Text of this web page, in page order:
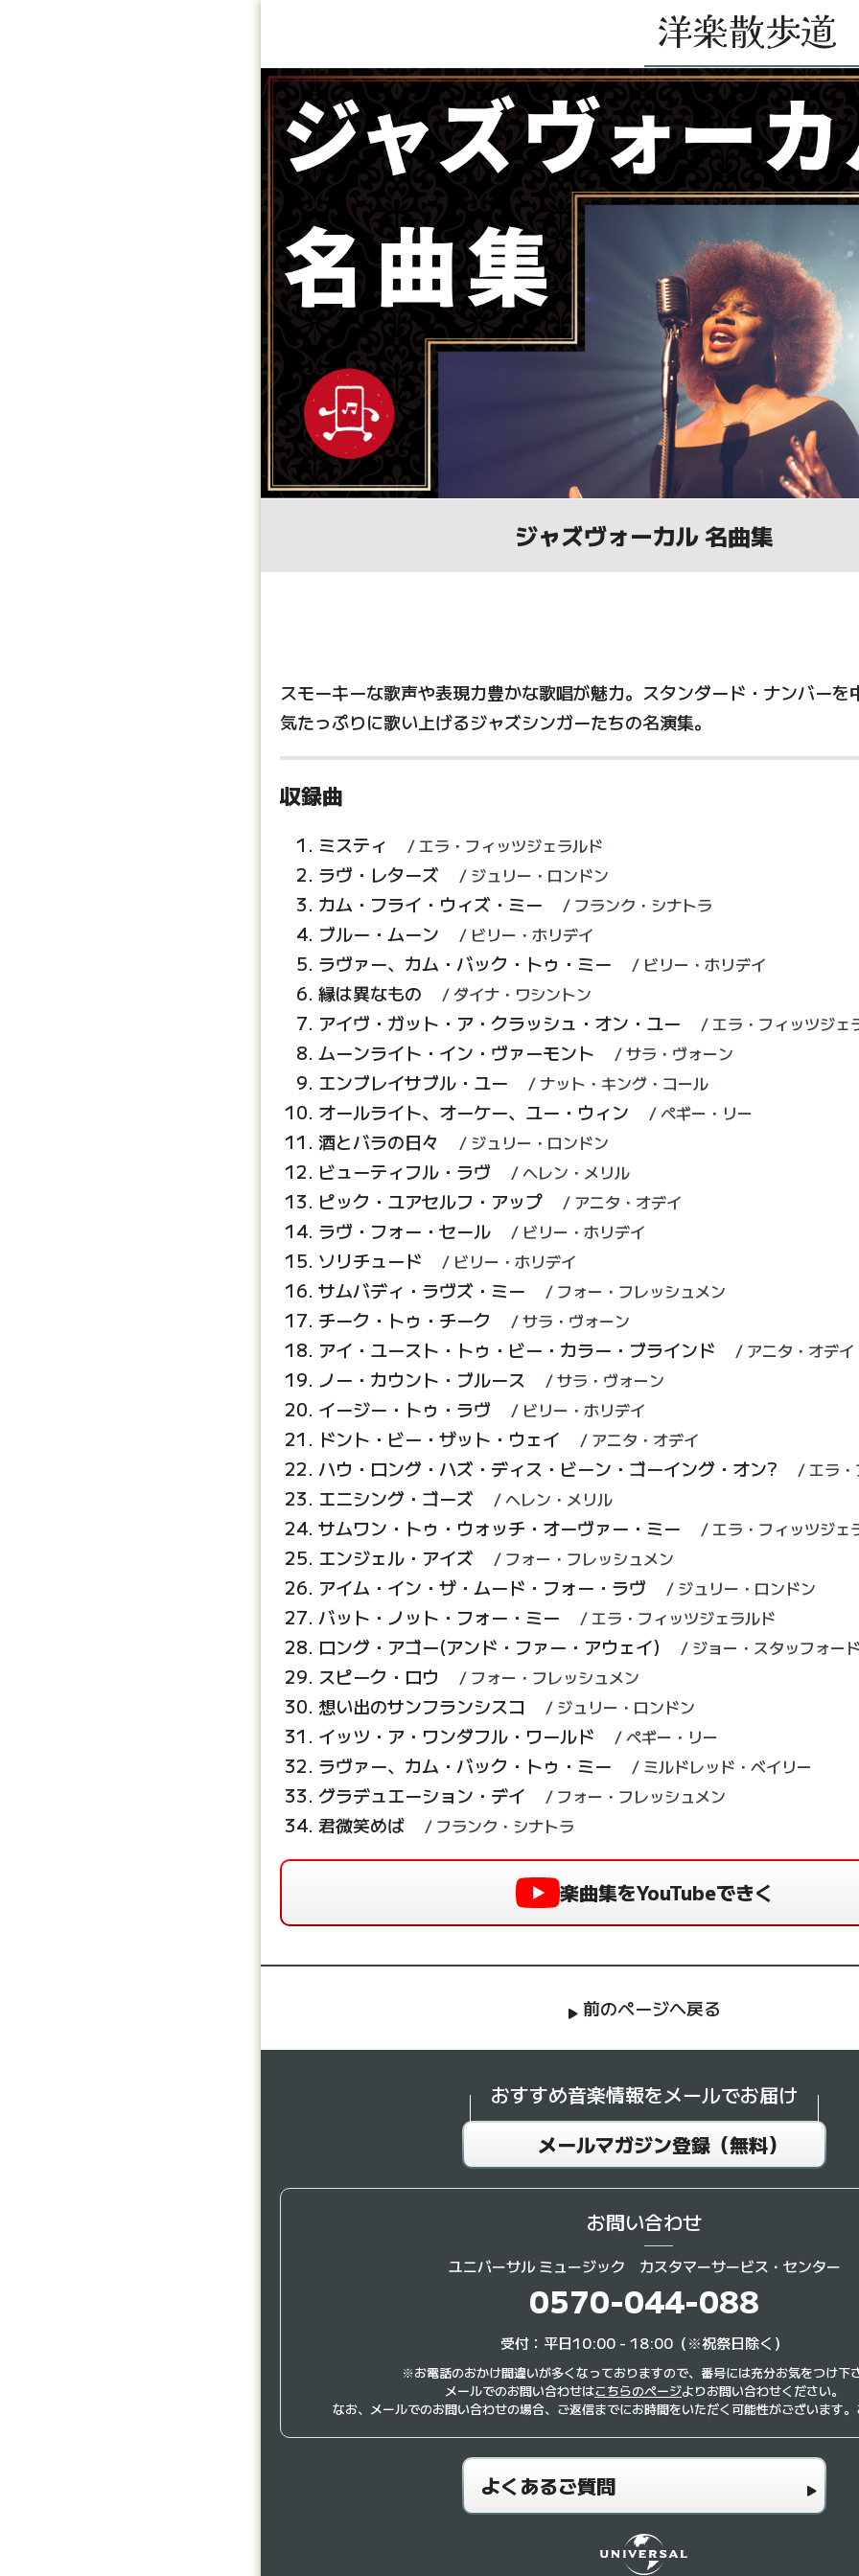
ジャズヴォーカル 名曲集
スモーキーな歌声や表現力豊かな歌唱が魅力。スタンダード・ナンバーを
気たっぷりに歌い上げるジャズシンガーたちの名演集。
収録曲
ミスティ エラ・フィッツジェラルド
ラヴ・レターズ ジュリー・ロンドン
カム・フライ・ウィズ・ミー フランク・シナトラ
ブルー・ムーン ビリー・ホリデイ
ラヴァー、カム・バック・トゥ・ミー ビリー・ホリデイ
縁は異なもの ダイナ・ワシントン
アイヴ・ガット・ア・クラッシュ・オン・ユー エラ・フィッツジェ
ムーンライト・イン・ヴァーモント サラ・ヴォーン
エンブレイサブル・ユー ナット・キング・コール
オールライト、オーケー、ユー・ウィン ペギー・リー
酒とバラの日々 ジュリー・ロンドン
ビューティフル・ラヴ ヘレン・メリル
ピック・ユアセルフ・アップ アニタ・オデイ
ラヴ・フォー・セール ビリー・ホリデイ
ソリチュード ビリー・ホリデイ
サムバディ・ラヴズ・ミー フォー・フレッシュメン
チーク・トゥ・チーク サラ・ヴォーン
アイ・ユースト・トゥ・ビー・カラー・ブラインド アニタ・オデイ
ノー・カウント・ブルース サラ・ヴォーン
イージー・トゥ・ラヴ ビリー・ホリデイ
ドント・ビー・ザット・ウェイ アニタ・オデイ
ハウ・ロング・ハズ・ディス・ビーン・ゴーイング・オン? エラ
エニシング・ゴーズ ヘレン・メリル
サムワン・トゥ・ウォッチ・オーヴァー・ミー エラ・フィッツジェ
エンジェル・アイズ フォー・フレッシュメン
アイム・イン・ザ・ムード・フォー・ラヴ ジュリー・ロンドン
バット・ノット・フォー・ミー エラ・フィッツジェラルド
ロング・アゴー(アンド・ファー・アウェイ) ジョー・スタッフォー
スピーク・ロウ フォー・フレッシュメン
想い出のサンフランシスコ ジュリー・ロンドン
イッツ・ア・ワンダフル・ワールド ペギー・リー
ラヴァー、カム・バック・トゥ・ミー ミルドレッド・ベイリー
グラデュエーション・デイ フォー・フレッシュメン
君微笑めば フランク・シナトラ
楽曲集をYouTubeできく
前のページへ戻る
おすすめ音楽情報をメールでお届け
メールマガジン登録（無料）
お問い合わせ
ユニバーサル ミュージック カスタマーサービス・センター
0570-044-088
受付：平日10:00 - 18:00（※祝祭日除く）
※お電話のおかけ間違いが多くなっておりますので、番号には充分お気をつけ下
メールでのお問い合わせはこちらのページよりお問い合わせください。
なお、メールでのお問い合わせの場合、ご返信までにお時間をいただく可能性がございます
よくあるご質問